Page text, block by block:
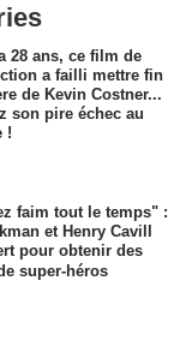
28 ans, ce film de
a failli mettre fin
de Kevin Costner...
son pire échec au
!
faim tout le temps" :
et Henry Cavill
pour obtenir des
super-héros